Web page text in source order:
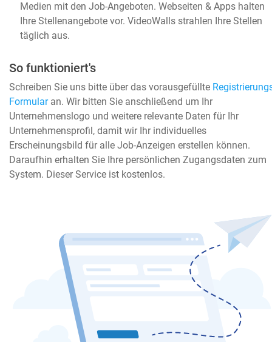
Medien mit den Job-Angeboten. Webseiten & Apps halten
Ihre Stellenangebote vor. VideoWalls strahlen Ihre Stellen
täglich aus.
So funktioniert's
Schreiben Sie uns bitte über das vorausgefüllte
Formularan. Wir bitten Sie anschließend um Ihr
Unternehmenslogo und weitere relevante Daten für Ihr
Unternehmensprofil, damit wir Ihr individuelles
Erscheinungsbild für alle Job-Anzeigen erstellen können.
Daraufhin erhalten Sie Ihre persönlichen Zugangsdaten zum
System. Dieser Service ist kostenlos.